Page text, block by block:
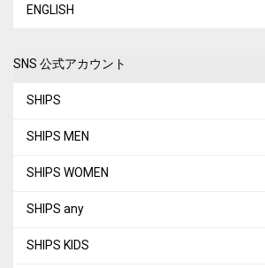
ENGLISH
SNS 公式アカウント
SHIPS
SHIPS MEN
SHIPS WOMEN
SHIPS any
SHIPS KIDS